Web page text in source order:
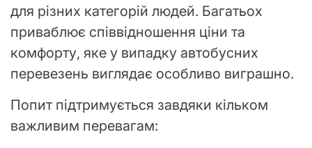
для різних категорій людей. Багатьох
приваблює співвідношення ціни та
комфорту, яке у випадку автобусних
перевезень виглядає особливо виграшно.
Попит підтримується завдяки кільком
важливим перевагам: